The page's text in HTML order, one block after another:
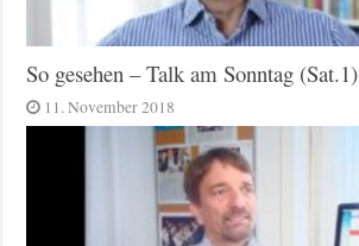
So gesehen – Talk am Sonntag (Sat.1)
11. November 2018